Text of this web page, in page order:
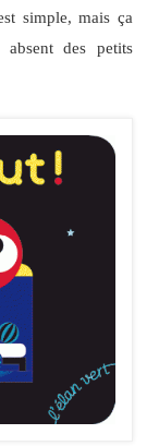
simple, mais ça
des petits